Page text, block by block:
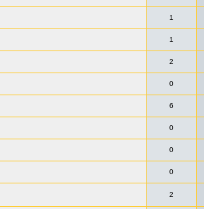
1
1
2
0
6
0
0
0
2